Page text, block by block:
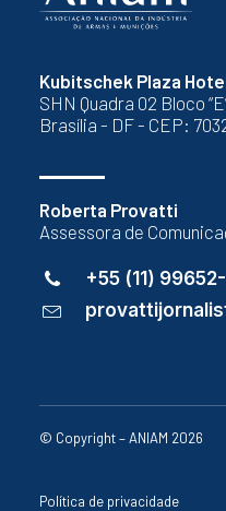
Kubitschek Plaza Hotel
SHN Quadra 02 Bloco
Brasília - DF - CEP:
Roberta Provatti
Assessora de
+55 (11)
© Copyright – ANIAM 2026
Política de privacidade